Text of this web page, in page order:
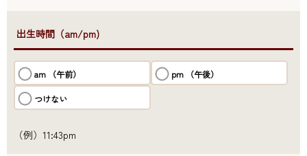
●出生時間（am/pm)
am （午前） pm （午後）
つけない
（例）11:43pm